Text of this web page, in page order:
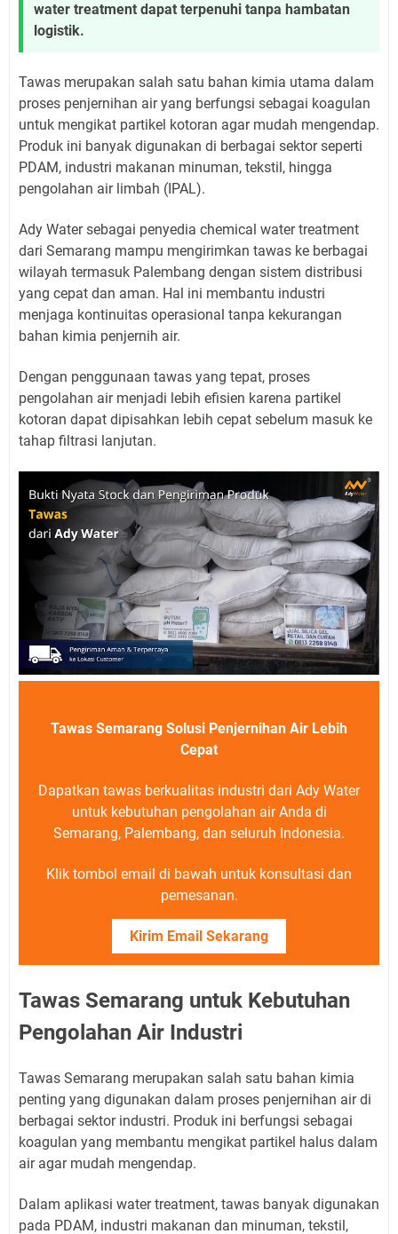
water treatment dapat terpenuhi tanpa hambatan
logistik.
Tawas merupakan salah satu bahan kimia utama dalam
proses penjernihan air yang berfungsi sebagai koagulan
untuk mengikat partikel kotoran agar mudah mengendap.
Produk ini banyak digunakan di berbagai sektor seperti
PDAM, industri makanan minuman, tekstil, hingga
pengolahan air limbah (IPAL).
Ady Water sebagai penyedia chemical water treatment
dari Semarang mampu mengirimkan tawas ke berbagai
wilayah termasuk Palembang dengan sistem distribusi
yang cepat dan aman. Hal ini membantu industri
menjaga kontinuitas operasional tanpa kekurangan
bahan kimia penjernih air.
Dengan penggunaan tawas yang tepat, proses
pengolahan air menjadi lebih efisien karena partikel
kotoran dapat dipisahkan lebih cepat sebelum masuk ke
tahap filtrasi lanjutan.
Tawas Semarang Solusi Penjernihan Air Lebih
Cepat
Dapatkan tawas berkualitas industri dari Ady Water
untuk kebutuhan pengolahan air Anda di
Semarang, Palembang, dan seluruh Indonesia.
Klik tombol email di bawah untuk konsultasi dan
pemesanan.
Kirim Email Sekarang
Tawas Semarang untuk Kebutuhan
Pengolahan Air Industri
Tawas Semarang merupakan salah satu bahan kimia
penting yang digunakan dalam proses penjernihan air di
berbagai sektor industri. Produk ini berfungsi sebagai
koagulan yang membantu mengikat partikel halus dalam
air agar mudah mengendap.
Dalam aplikasi water treatment, tawas banyak digunakan
pada PDAM, industri makanan dan minuman, tekstil,